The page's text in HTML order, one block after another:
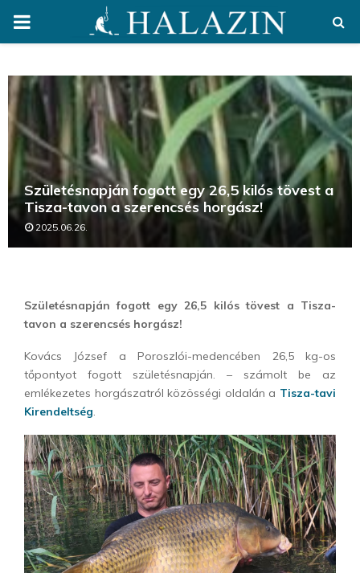
PRIMARY
Születésnapján fogott egy 26,5 kilós tövest a
Tisza-tavon a szerencsés horgász!
2025.06.26.
Születésnapján fogott egy 26,5 kilós tövest a Tisza-
tavon a szerencsés horgász!
Kovács József a Poroszlói-medencében 26,5 kg-os
tőpontyot fogott születésnapján. – számolt be az
emlékezetes horgászatról közösségi oldalán a Tisza-tavi
Kirendeltség.